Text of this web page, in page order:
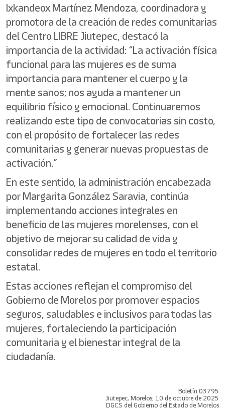
Ixkandeox Martínez Mendoza, coordinadora y
promotora de la creación de redes comunitarias
del Centro LIBRE Jiutepec, destacó la
importancia de la actividad: “La activación física
funcional para las mujeres es de suma
importancia para mantener el cuerpo y la
mente sanos; nos ayuda a mantener un
equilibrio físico y emocional. Continuaremos
realizando este tipo de convocatorias sin costo,
con el propósito de fortalecer las redes
comunitarias y generar nuevas propuestas de
activación.”
En este sentido, la administración encabezada
por Margarita González Saravia, continúa
implementando acciones integrales en
beneficio de las mujeres morelenses, con el
objetivo de mejorar su calidad de vida y
consolidar redes de mujeres en todo el territorio
estatal.
Estas acciones reflejan el compromiso del
Gobierno de Morelos por promover espacios
seguros, saludables e inclusivos para todas las
mujeres, fortaleciendo la participación
comunitaria y el bienestar integral de la
ciudadanía.
Boletín 03795
Jiutepec, Morelos; 10 de octubre de 2025
DGCS del Gobierno del Estado de Morelos